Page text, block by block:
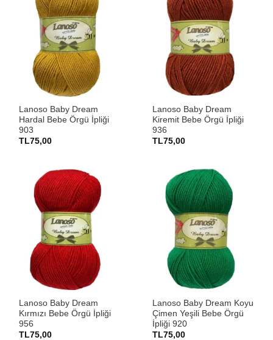
Lanoso Baby Dream
Hardal Bebe Örgü İpliği
903
TL75,00
Lanoso Baby Dream
Kiremit Bebe Örgü İpliği
936
TL75,00
Lanoso Baby Dream
Kırmızı Bebe Örgü İpliği
956
TL75,00
Lanoso Baby Dream Koyu
Çimen Yeşili Bebe Örgü
İpliği 920
TL75,00